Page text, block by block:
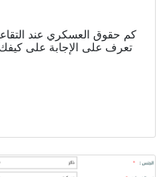
كم حقوق العسكري عند
تعرف على الإجابة على كيفك